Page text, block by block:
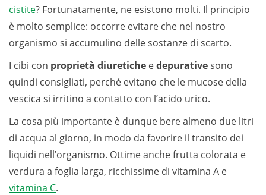
cistite? Fortunatamente, ne esistono molti. Il principio
è molto semplice: occorre evitare che nel nostro
organismo si accumulino delle sostanze di scarto.
I cibi con proprietà diuretiche edepurativesono
quindi consigliati, perché evitano che le mucose della
vescica si irritino a contatto con l’acido urico.
La cosa più importante è dunque bere almeno due litri
di acqua al giorno, in modo da favorire il transito dei
liquidi nell’organismo. Ottime anche frutta colorata e
verdura a foglia larga, ricchissime di vitamina A e
vitamina C.